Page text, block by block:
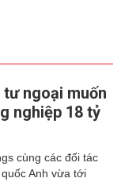
ngoại muốn
nghiệp 18 tỷ
cùng các đối tác
Anh vừa tới